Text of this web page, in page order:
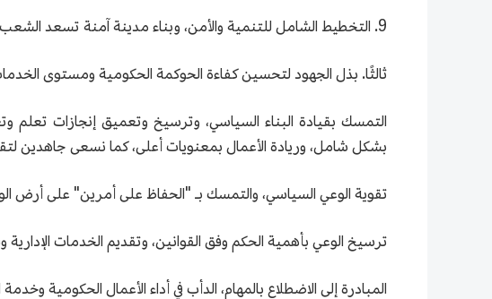
9. التخطيط الشامل للتنمية والأمن، وبناء مدينة آمنة تسعد الشعب.
ثالثًا. بذل الجهود لتحسين كفاءة الحوكمة الحكومية ومستوى
التمسك بقيادة البناء السياسي، وترسيخ وتعميق إنجازات تعلم
بشكل شامل، وريادة الأعمال بمعنويات أعلى، كما نسعى جاهدين
تقوية الوعي السياسي، والتمسك بـ "الحفاظ على أمرين" على أرض
ترسيخ الوعي بأهمية الحكم وفق القوانين، وتقديم الخدمات الإدارية
المبادرة إلى الاضطلاع بالمهام، الدأب في أداء الأعمال الحكومية